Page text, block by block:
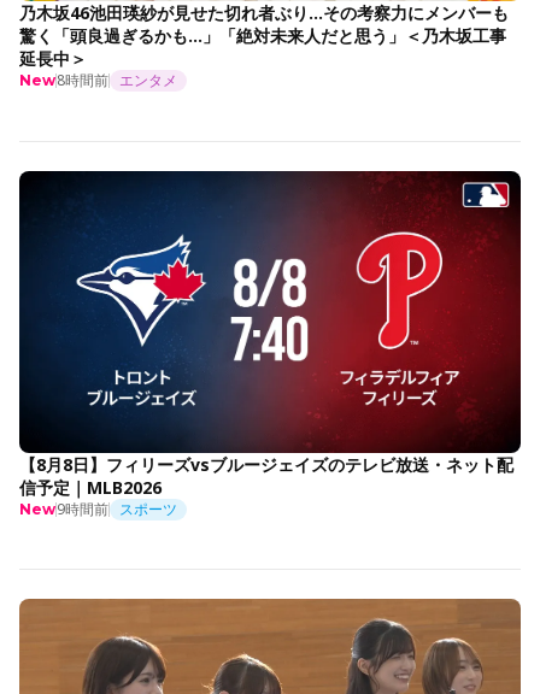
乃木坂46池田瑛紗が見せた切れ者ぶり…その考察力にメンバーも
驚く「頭良過ぎるかも…」「絶対未来人だと思う」＜乃木坂工事
延長中＞
New8時間前 エンタメ
【8月8日】フィリーズvsブルージェイズのテレビ放送・ネット配
信予定｜MLB2026
New9時間前 スポーツ